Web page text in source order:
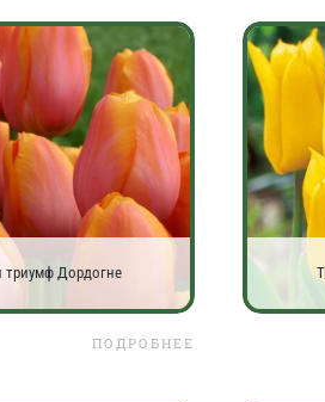
триумф Дордогне
ПОДРОБНЕЕ